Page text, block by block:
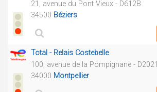
21, avenue du Pont Vieux - D612B
34500 Béziers
Total - Relais Costebelle
100, avenue de la Pompignane - D2021
34000 Montpellier